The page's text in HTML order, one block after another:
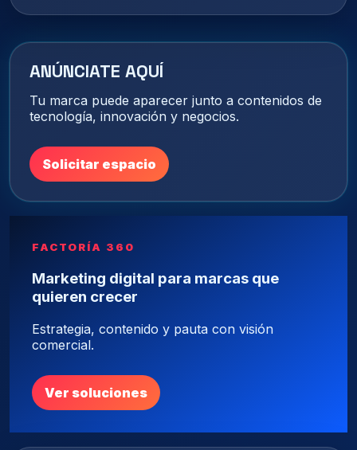
ANÚNCIATE AQUÍ
Tu marca puede aparecer junto a contenidos de
tecnología, innovación y negocios.
Solicitar espacio
FACTORÍA 360
Marketing digital para marcas que
quieren crecer
Estrategia, contenido y pauta con visión
comercial.
Ver soluciones